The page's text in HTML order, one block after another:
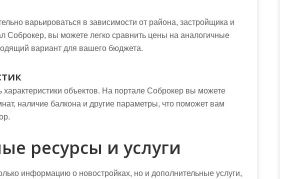
варьироваться в зависимости от района, застройщика и
Соброкер, вы можете легко сравнить цены на аналогичные
вариант для вашего бюджета.
объектов. На портале Соброкер вы можете
наличие балкона и другие параметры, что поможет вам
ресурсы и услуги
информацию о новостройках, но и дополнительные услуги,